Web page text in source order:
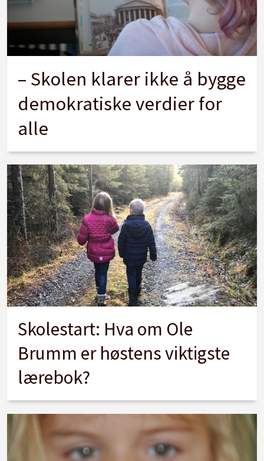
– Skolen klarer ikke å bygge
demokratiske verdier for
alle
Skolestart: Hva om Ole
Brumm er høstens viktigste
lærebok?